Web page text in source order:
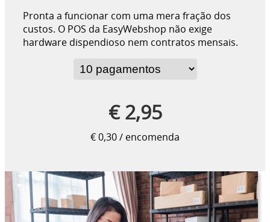
Pronta a funcionar com uma mera fração dos
custos. O POS da EasyWebshop não exige
hardware dispendioso nem contratos mensais.
€ 2,95
€ 0,30 / encomenda